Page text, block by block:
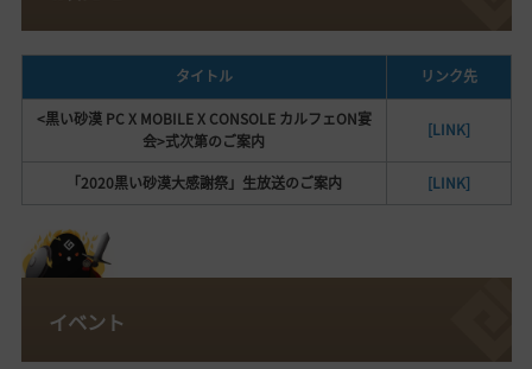
タイトル
リンク先
<黒い砂漠 PC X MOBILE X CONSOLE カルフェON宴
会>式次第のご案内
[LINK]
「2020黒い砂漠大感謝祭」生放送のご案内 [LINK]
イベント